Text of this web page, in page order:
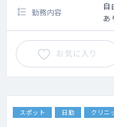
勤務内容
自
あ
お気に入り
スポット 日勤 クリニ